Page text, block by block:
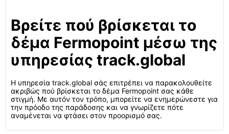
Βρείτε πού βρίσκεται το
δέμα Fermopoint μέσω της
υπηρεσίας track.global
Η υπηρεσία track.global σάς επιτρέπει να παρακολουθείτε
ακριβώς πού βρίσκεται το δέμα Fermopoint σας κάθε
στιγμή. Με αυτόν τον τρόπο, μπορείτε να ενημερώνεστε για
την πρόοδο της παράδοσης και να γνωρίζετε πότε
αναμένεται να φτάσει στον προορισμό σας.